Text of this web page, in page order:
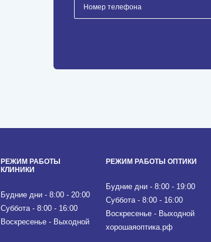
РЕЖИМ РАБОТЫ
КЛИНИКИ
Будние дни - 8:00 - 20:00
Суббота - 8:00 - 16:00
Воскресенье - Выходной
РЕЖИМ РАБОТЫ ОПТИКИ
Будние дни - 8:00 - 19:00
Суббота - 8:00 - 16:00
Воскресенье - Выходной
хорошаяоптика.рф